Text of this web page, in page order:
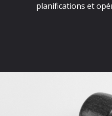
planifications et